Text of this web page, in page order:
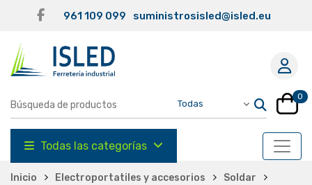
961 109 099 suministrosisled@isled.eu
0
Todas las categorías
Inicio Electroportatiles y accesorios
Soldar